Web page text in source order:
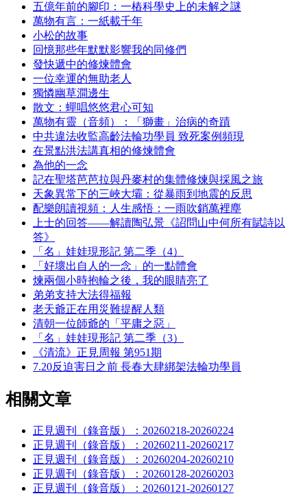
五億年前的腳印：一樁科學史上的未解之謎
萬物有言：一紙載千年
小松的故事
回憶那些年默默影響我的同修們
發快遞中的修煉體會
一位幸運的無助老人
獨憐幽草澗邊生
散文：蟬唱悠悠君心可知
萬物有靈（音頻）：「獅畫」治病的奇蹟
中共違法收監高齡法輪功學員 致死案例頻現
在景點洪法講真相的修煉體會
為他的一念
記在聖塔芭芭拉與丹麥村的集體修煉與採風之旅
天象異常下的三峽大壩：從暴雨到地震的反思
配樂朗讀視頻：人生感悟：一雨吹銷萬裡塵
上士的回答——解讀陶弘景《詔問山中何所有賦詩以
答》
「名」娃娃現形記 第二季（4）
「好壞出自人的一念」的一點體會
煉兩個小時抱輪之後，我的眼睛亮了
弟弟支持大法得福報
老天爺正在用災難提醒人類
清朝一位師爺的「平庸之惡」
「名」娃娃現形記 第二季（3）
《清流》正見周報 第951期
7.20反迫害日之前 長春大肆綁架法輪功學員
相關文章
正見週刊（錄音版）：20260218-20260224
正見週刊（錄音版）：20260211-20260217
正見週刊（錄音版）：20260204-20260210
正見週刊（錄音版）：20260128-20260203
正見週刊（錄音版）：20260121-20260127